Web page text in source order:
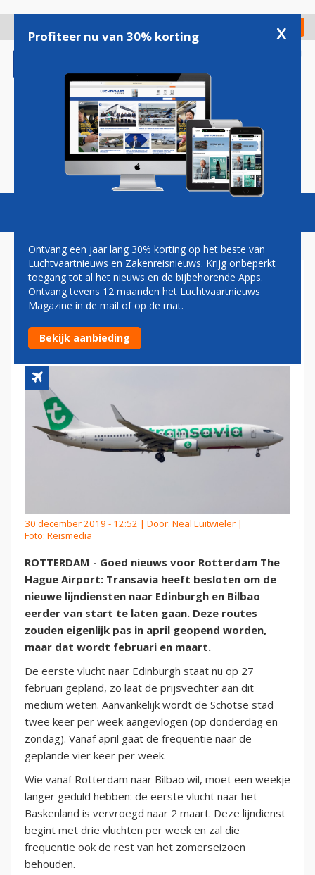
gaan
Check in
Magazine Podcasts Vacatures
TRANSAVIA EERDER VAN
ROTTERDAM NAAR
EDINBURGH EN BILBAO
30 december 2019 - 12:52 | Door: Neal Luitwieler |
Foto: Reismedia
ROTTERDAM - Goed nieuws voor Rotterdam The
Hague Airport: Transavia heeft besloten om de
nieuwe lijndiensten naar Edinburgh en Bilbao
eerder van start te laten gaan. Deze routes
zouden eigenlijk pas in april geopend worden,
maar dat wordt februari en maart.
De eerste vlucht naar Edinburgh staat nu op 27
februari gepland, zo laat de prijsvechter aan dit
medium weten. Aanvankelijk wordt de Schotse stad
twee keer per week aangevlogen (op donderdag en
zondag). Vanaf april gaat de frequentie naar de
geplande vier keer per week.
Wie vanaf Rotterdam naar Bilbao wil, moet een weekje
langer geduld hebben: de eerste vlucht naar het
Baskenland is vervroegd naar 2 maart. Deze lijndienst
begint met drie vluchten per week en zal die
frequentie ook de rest van het zomerseizoen
behouden.
Profiteer nu van 30% korting x
Ontvang een jaar lang 30% korting op het beste van
Luchtvaartnieuws en Zakenreisnieuws. Krijg onbeperkt
toegang tot al het nieuws en de bijbehorende Apps.
Ontvang tevens 12 maanden het Luchtvaartnieuws
Magazine in de mail of op de mat.
Bekijk aanbieding